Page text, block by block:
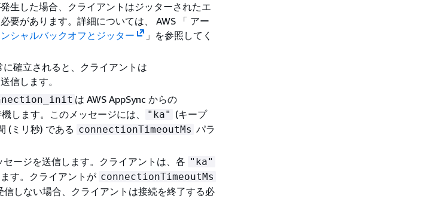
生した場合、クライアントはジッターされたエ
要があります。詳細については、 AWS 「 アー
ンシャルバックオフとジッター
」を参照してく
確立されると、クライアントは
信します。
は AWS AppSync からの
します。このメッセージには、 "ka" (キープ
(ミリ秒) である connectionTimeoutMs パラ
セージを送信します。クライアントは、各 "ka"
す。クライアントが connectionTimeoutMs
信しない場合、クライアントは接続を終了する必